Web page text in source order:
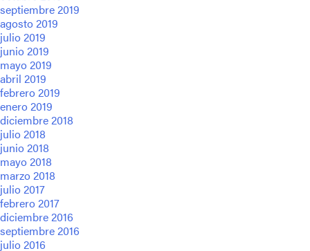
septiembre 2019
agosto 2019
julio 2019
junio 2019
mayo 2019
abril 2019
febrero 2019
enero 2019
diciembre 2018
julio 2018
junio 2018
mayo 2018
marzo 2018
julio 2017
febrero 2017
diciembre 2016
septiembre 2016
julio 2016